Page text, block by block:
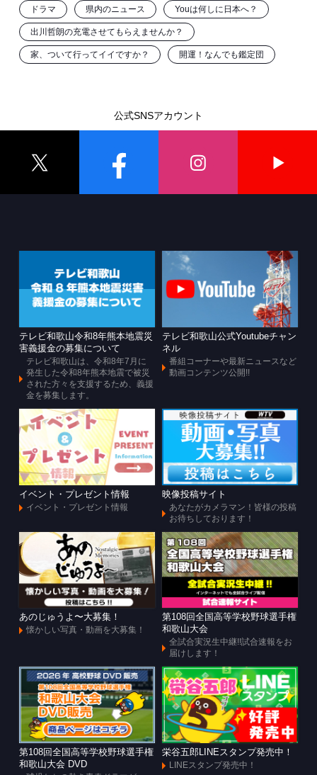
ドラマ 県内のニュース Youは何しに日本へ？
出川哲朗の充電させてもらえませんか？
家、ついて行ってイイですか？ 開運！なんでも鑑定団
公式SNSアカウント
テレビ和歌山令和8年熊本地震災
害義援金の募集について
テレビ和歌山は、令和8年7月に
発生した令和8年熊本地震で被災
された方々を支援するため、義援
金を募集します。
テレビ和歌山公式Youtubeチャン
ネル
番組コーナーや最新ニュースなど
動画コンテンツ公開!!
イベント・プレゼント情報
イベント・プレゼント情報
映像投稿サイト
あなたがカメラマン！皆様の投稿
お待ちしております！
あのじゅうよ〜大募集！
懐かしい写真・動画を大募集！
第108回全国高等学校野球選手権
和歌山大会
全試合実況生中継!!試合速報をお
届けします！
第108回全国高等学校野球選手権
和歌山大会 DVD
栄谷五郎LINEスタンプ発売中！
LINEスタンプ発売中！